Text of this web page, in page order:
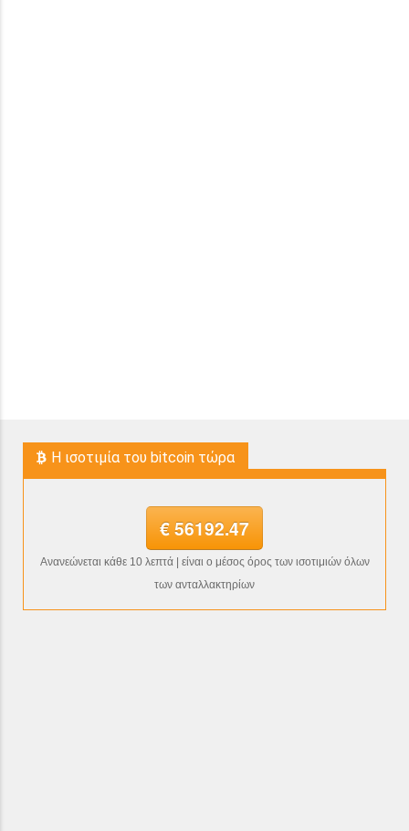
H ισοτιμία του bitcoin τώρα
€ 56192.47
Ανανεώνεται κάθε 10 λεπτά | είναι ο μέσος όρος των ισοτιμιών όλων
των ανταλλακτηρίων